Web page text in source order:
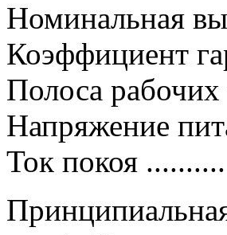
Номинальная
Коэффициент
Полоса
Напряжение
Ток покоя